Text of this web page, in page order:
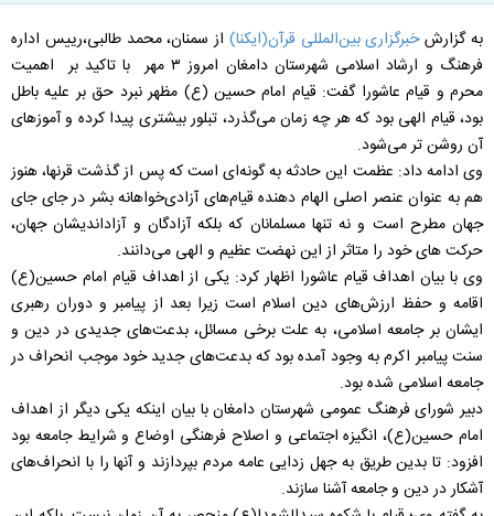
به گزارشخبرگزاری بین‌المللی قرآن(ایکنا) از سمنان، محمد طالبی،رییس اداره
فرهنگ و ارشاد اسلامی شهرستان دامغان امروز ۳ مهر با تاکید بر اهمیت
محرم و قیام عاشورا گفت: قیام امام حسین (ع) مظهر نبرد حق بر علیه باطل
بود، قیام الهی بود که هر چه زمان می­‌گذرد، تبلور بیشتری پیدا کرده و آموزهای
آن روشن تر می­‌شود.
وی ادامه داد: عظمت این حادثه به گونه‌ای است که پس از گذشت قرنها، هنوز
هم به عنوان عنصر اصلی الهام دهنده قیام‌های آزادی‌خواهانه بشر در جای جای
جهان مطرح است و نه تنها مسلمانان که بلکه آزادگان و آزاداندیشان جهان،
حرکت های خود را متاثر از این نهضت عظیم و الهی می‌دانند.
وی با بیان اهداف قیام عاشورا اظهار کرد: یکی از اهداف قیام امام حسین(ع)
اقامه و حفظ ارزش‌های دین اسلام است زیرا بعد از پیامبر و دوران رهبری
ایشان بر جامعه اسلامی، به علت برخی مسائل، بدعت‌های جدیدی در دین و
سنت پیامبر اکرم به وجود آمده بود که بدعت‌های جدید خود موجب انحراف در
جامعه اسلامی شده بود.
دبیر شورای فرهنگ عمومی شهرستان دامغان با بیان اینکه یکی دیگر از اهداف
امام حسین(ع)، انگیزه اجتماعی و اصلاح فرهنگی اوضاع و شرایط جامعه بود
افزود: تا بدین طریق به جهل زدایی عامه مردم بپردازند و آنها را با انحراف‌های
آشکار در دین و جامعه آشنا سازند.